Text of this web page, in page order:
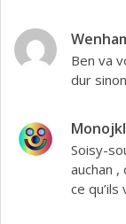
Ben va
dur
Monojkl
Soisy-
auchan
ce qu’ils